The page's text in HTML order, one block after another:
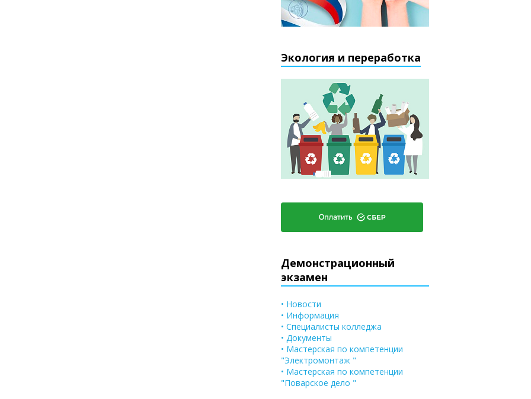
Экология и переработка
Демонстрационный
экзамен
• Новости
• Информация
• Специалисты колледжа
• Документы
• Мастерская по компетенции
"Электромонтаж "
• Мастерская по компетенции
"Поварское дело "